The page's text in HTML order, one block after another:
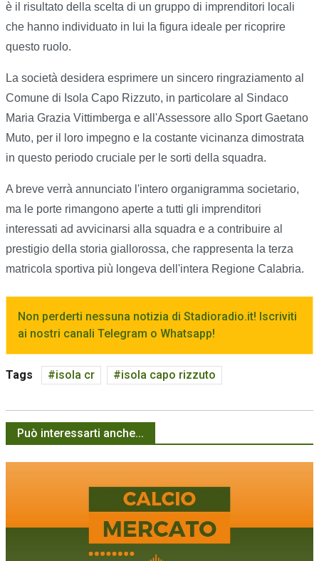
è il risultato della scelta di un gruppo di imprenditori locali
che hanno individuato in lui la figura ideale per ricoprire
questo ruolo.
La società desidera esprimere un sincero ringraziamento al
Comune di Isola Capo Rizzuto, in particolare al Sindaco
Maria Grazia Vittimberga e all'Assessore allo Sport Gaetano
Muto, per il loro impegno e la costante vicinanza dimostrata
in questo periodo cruciale per le sorti della squadra.
A breve verrà annunciato l'intero organigramma societario,
ma le porte rimangono aperte a tutti gli imprenditori
interessati ad avvicinarsi alla squadra e a contribuire al
prestigio della storia giallorossa, che rappresenta la terza
matricola sportiva più longeva dell'intera Regione Calabria.
Non perderti nessuna notizia di Stadioradio.it! Iscriviti
ai nostri canali Telegram o Whatsapp!
Tags isola cr isola capo rizzuto
Può interessarti anche...